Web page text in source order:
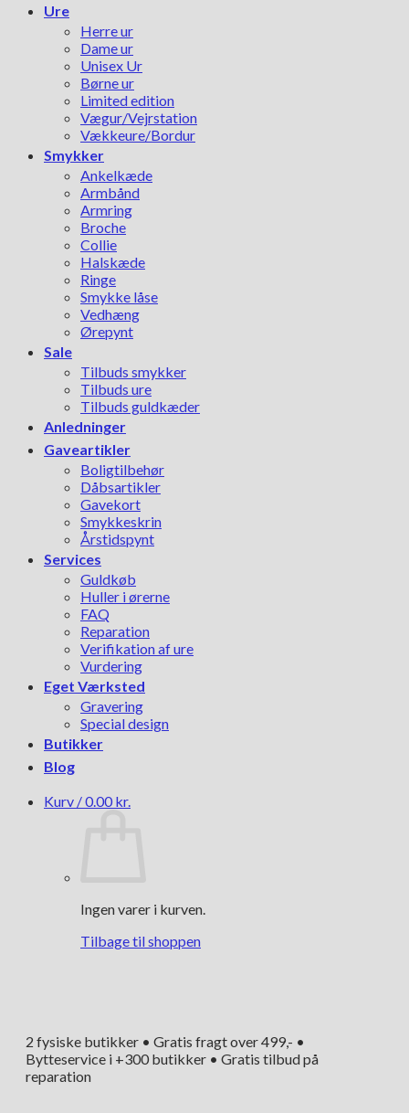
Ure
Herre ur
Dame ur
Unisex Ur
Børne ur
Limited edition
Vægur/Vejrstation
Vækkeure/Bordur
Smykker
Ankelkæde
Armbånd
Armring
Broche
Collie
Halskæde
Ringe
Smykke låse
Vedhæng
Ørepynt
Sale
Tilbuds smykker
Tilbuds ure
Tilbuds guldkæder
Anledninger
Gaveartikler
Boligtilbehør
Dåbsartikler
Gavekort
Smykkeskrin
Årstidspynt
Services
Guldkøb
Huller i ørerne
FAQ
Reparation
Verifikation af ure
Vurdering
Eget Værksted
Gravering
Special design
Butikker
Blog
Kurv /0.00 kr.
Ingen varer i kurven.
Tilbage til shoppen
2 fysiske butikker • Gratis fragt over 499,- •
Bytteservice i +300 butikker • Gratis tilbud på
reparation